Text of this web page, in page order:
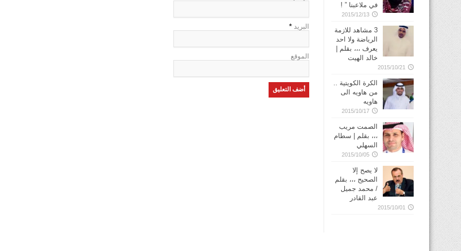
البريد *
الموقع
في ملاعبنا ” !
2015/12/13
3 مشاهد للازمة
الرياضة ولا احد
يعرف ،،، بقلم |
خالد الهيت
2015/10/21
الكرة الكويتية ..
من هاويه الى
هاويه
2015/10/17
الصمت مريب
،،، بقلم | سطام
السهلي
2015/10/05
لا يصح إلا
الصحيح ،،، بقلم
/ محمد جميل
عبد القادر
2015/10/01